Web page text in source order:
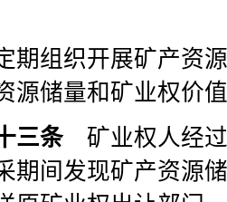
期组织开展矿产资
源储量和矿业权价
三条矿业权人经过
期间发现矿产资源